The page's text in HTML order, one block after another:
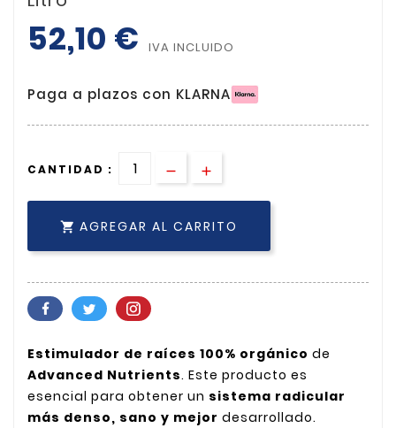
52,10 € IVA INCLUIDO
Paga a plazos con KLARNA
CANTIDAD :
 AGREGAR AL CARRITO
Estimulador de raíces 100% orgánico de
Advanced Nutrients. Este producto es
esencial para obtener un sistema radicular
más denso, sano y mejor desarrollado.